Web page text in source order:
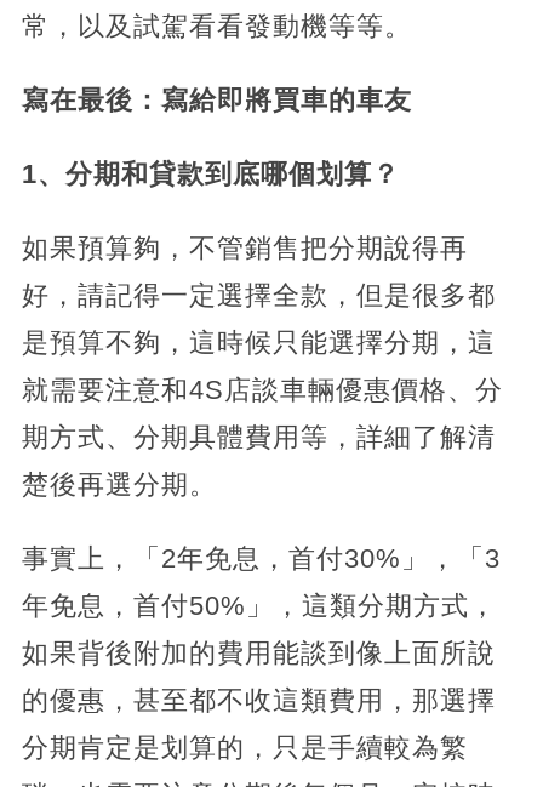
常，以及試駕看看發動機等等。
寫在最後：寫給即將買車的車友
1、分期和貸款到底哪個划算？
如果預算夠，不管銷售把分期說得再
好，請記得一定選擇全款，但是很多都
是預算不夠，這時候只能選擇分期，這
就需要注意和4S店談車輛優惠價格、分
期方式、分期具體費用等，詳細了解清
楚後再選分期。
事實上，「2年免息，首付30%」，「3
年免息，首付50%」，這類分期方式，
如果背後附加的費用能談到像上面所說
的優惠，甚至都不收這類費用，那選擇
分期肯定是划算的，只是手續較為繁